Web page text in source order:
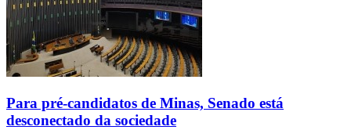
Para pré-candidatos de Minas, Senado está
desconectado da sociedade